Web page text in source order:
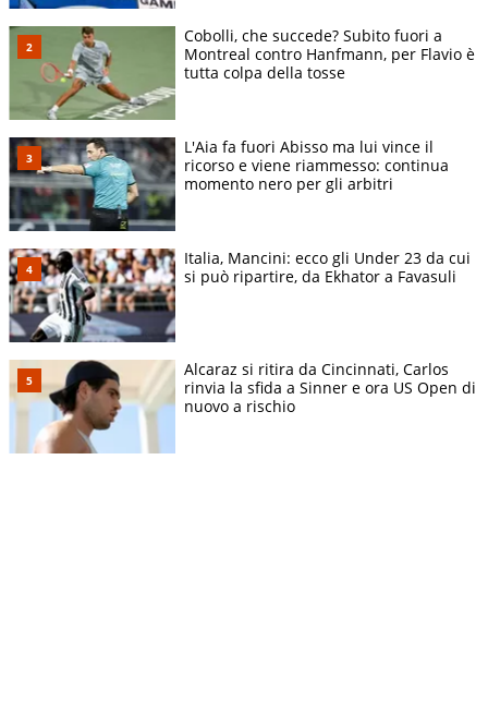
Cobolli, che succede? Subito fuori a
Montreal contro Hanfmann, per Flavio è
tutta colpa della tosse
L'Aia fa fuori Abisso ma lui vince il
ricorso e viene riammesso: continua
momento nero per gli arbitri
Italia, Mancini: ecco gli Under 23 da cui
si può ripartire, da Ekhator a Favasuli
Alcaraz si ritira da Cincinnati, Carlos
rinvia la sfida a Sinner e ora US Open di
nuovo a rischio